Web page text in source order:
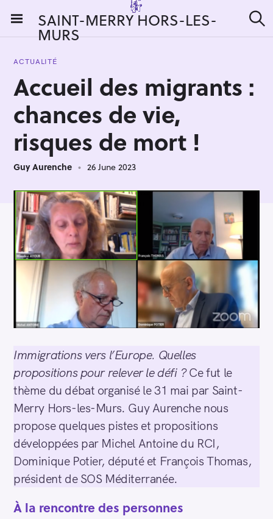
i
SAINT-MERRY HORS-LES-
MURS e
ACTUALITÉ
Accueil des migrants :
chances de vie,
risques de mort !
Guy Aurenche 26 June 2023
Immigrations vers l’Europe. Quelles
propositions pour relever le défi ?Ce fut le
thème du débat organisé le 31 mai par Saint-
Merry Hors-les-Murs. Guy Aurenche nous
propose quelques pistes et propositions
développées par Michel Antoine du RCI,
Dominique Potier, député et François Thomas,
président de SOS Méditerranée.
À la rencontre des personnes